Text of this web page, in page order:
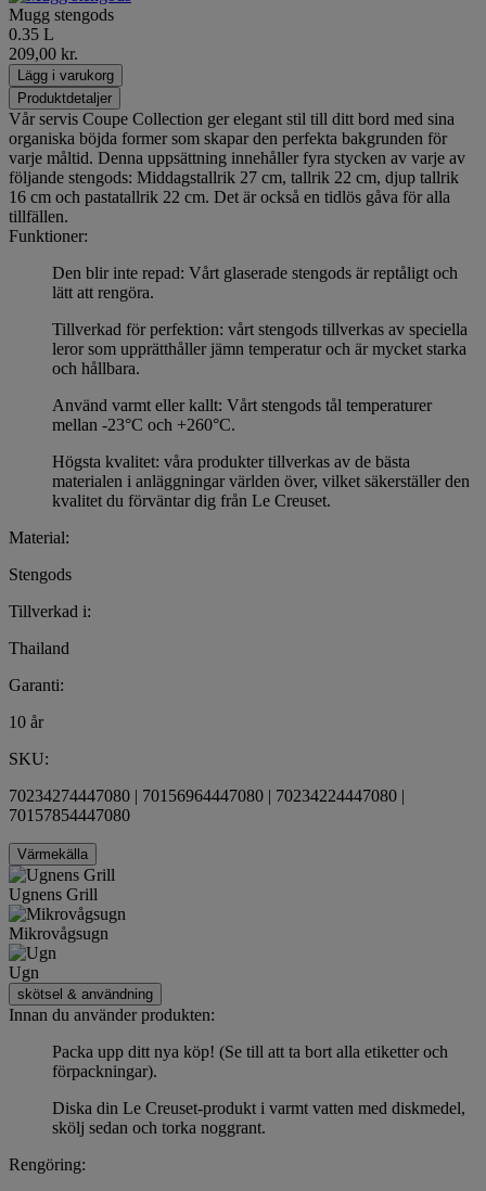
Mugg stengods
0.35 L
209,00 kr.
Lägg i varukorg
Produktdetaljer
Vår servis Coupe Collection ger elegant stil till ditt bord med sina
organiska böjda former som skapar den perfekta bakgrunden för
varje måltid. Denna uppsättning innehåller fyra stycken av varje av
följande stengods: Middagstallrik 27 cm, tallrik 22 cm, djup tallrik
16 cm och pastatallrik 22 cm. Det är också en tidlös gåva för alla
tillfällen.
Funktioner:
Den blir inte repad: Vårt glaserade stengods är reptåligt och
lätt att rengöra.
Tillverkad för perfektion: vårt stengods tillverkas av speciella
leror som upprätthåller jämn temperatur och är mycket starka
och hållbara.
Använd varmt eller kallt: Vårt stengods tål temperaturer
mellan -23°C och +260°C.
Högsta kvalitet: våra produkter tillverkas av de bästa
materialen i anläggningar världen över, vilket säkerställer den
kvalitet du förväntar dig från Le Creuset.
Material:
Stengods
Tillverkad i:
Thailand
Garanti:
10 år
SKU:
70234274447080 | 70156964447080 | 70234224447080 |
70157854447080
Värmekälla
Ugnens Grill
Mikrovågsugn
Ugn
skötsel & användning
Innan du använder produkten:
Packa upp ditt nya köp! (Se till att ta bort alla etiketter och
förpackningar).
Diska din Le Creuset-produkt i varmt vatten med diskmedel,
skölj sedan och torka noggrant.
Rengöring: